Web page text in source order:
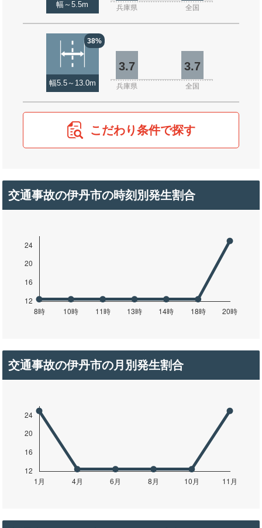
幅～5.5m 兵庫県 全国
38%
幅5.5～13.0m
3.7 3.7
兵庫県 全国
こだわり条件で探す
交通事故の伊丹市の時刻別発生割合
交通事故の伊丹市の月別発生割合